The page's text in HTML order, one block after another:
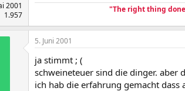
2001
1.957
"The right thing
5. Juni 2001
ja stimmt ; (
schweineteuer sind die dinger. aber
ich hab die erfahrung gemacht dass